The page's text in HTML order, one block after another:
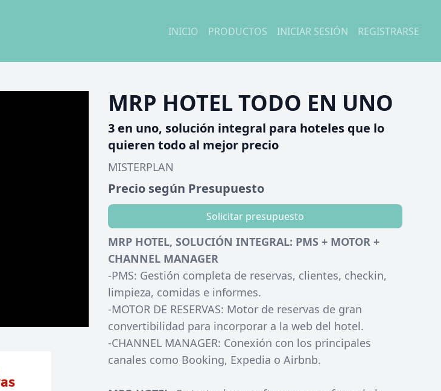
INICIO PRODUCTOS INICIAR SESIÓN REGISTRARSE
MRP HOTEL TODO EN UNO
3 en uno, solución integral para hoteles que lo
quieren todo al mejor precio
MISTERPLAN
Precio según Presupuesto
Solicitar presupuesto
MRP HOTEL, SOLUCIÓN INTEGRAL: PMS + MOTOR +
CHANNEL MANAGER
-PMS: Gestión completa de reservas, clientes, checkin,
limpieza, comidas e informes.
-MOTOR DE RESERVAS: Motor de reservas de gran
convertibilidad para incorporar a la web del hotel.
-CHANNEL MANAGER: Conexión con los principales
canales como Booking, Expedia o Airbnb.